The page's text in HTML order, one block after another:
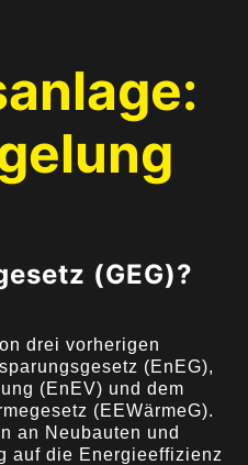
(GEG)?
drei vorherigen
(EnEG),
(EnEV) und dem
(EEWärmeG).
an Neubauten und
auf die Energieeffizienz